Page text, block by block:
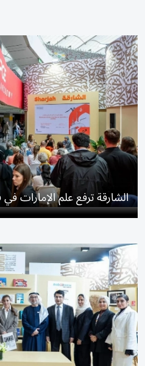
الشارقة ترفع علم الإمارات